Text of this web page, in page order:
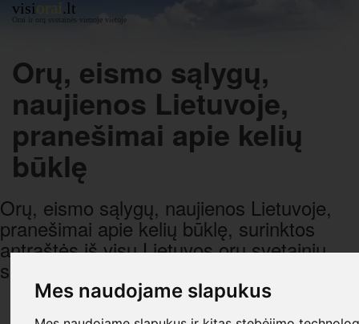
Mes naudojame slapukus
visiorai.lt
Orai ir orų svetainės vienoje vietoje
Orų, eismo sąlygų,
naujienos Lietuvoje,
pranešimai apie kelių
būklę
Orų, eismo sąlygų, naujienos Lietuvoje,
pranešimai apie kelių būklę, surinktos
antraštės iš visų Lietuvos orų svetainių,
sugrupuotos pagal datą ir laiką.
R E K L A M A